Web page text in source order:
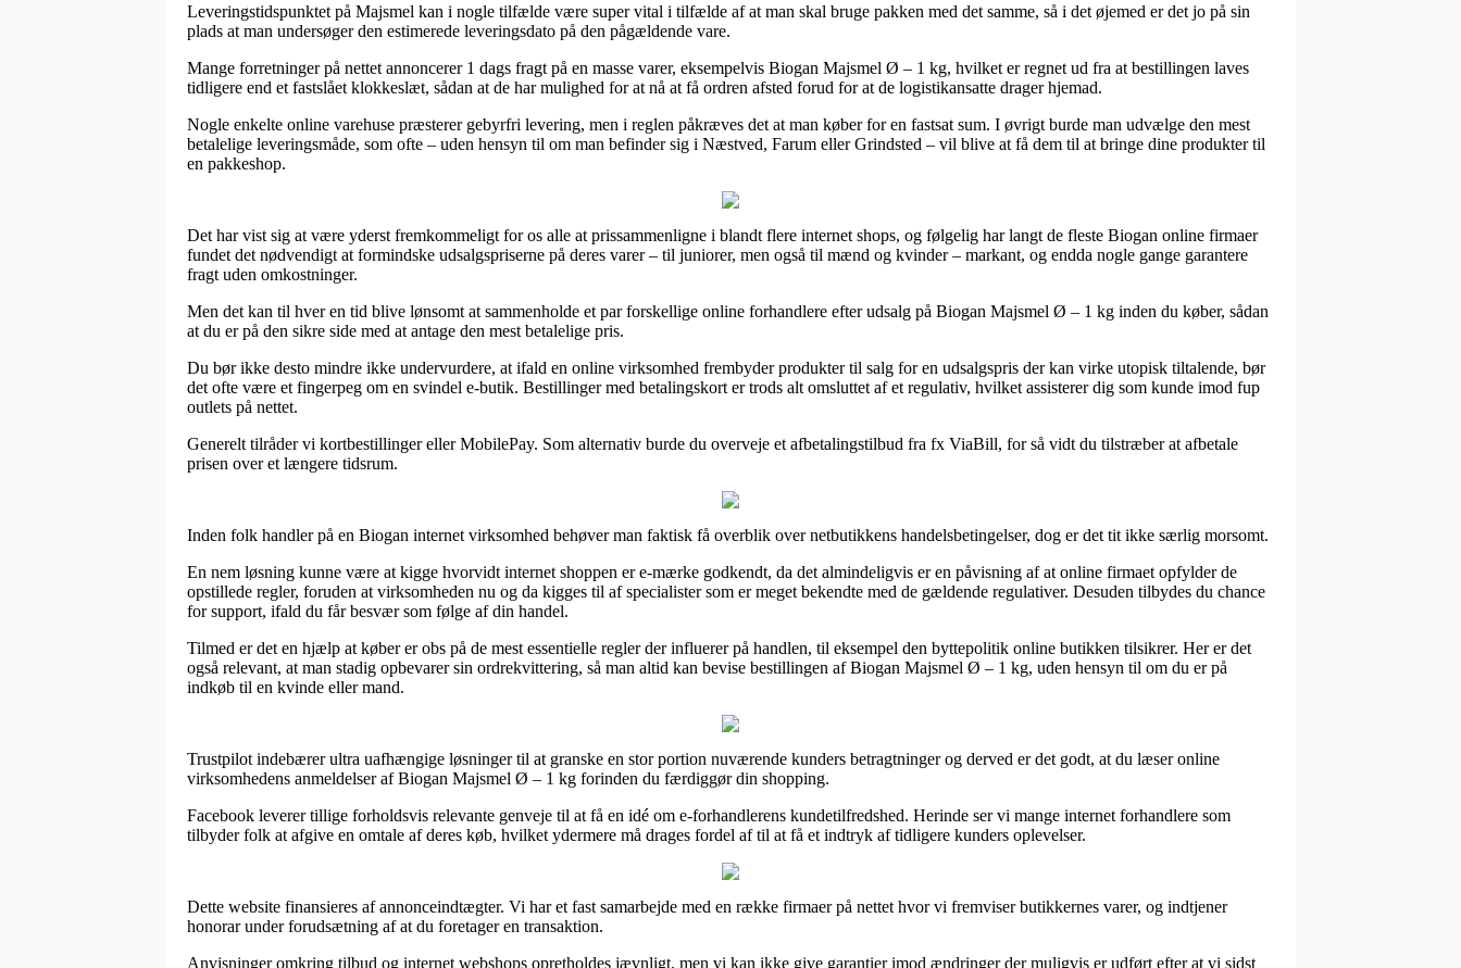
Leveringstidspunktet på Majsmel kan i nogle tilfælde være super vital i tilfælde af at man skal bruge pakken med det samme, så i det øjemed er det jo på sin
plads at man undersøger den estimerede leveringsdato på den pågældende vare.
Mange forretninger på nettet annoncerer 1 dags fragt på en masse varer, eksempelvis Biogan Majsmel Ø – 1 kg, hvilket er regnet ud fra at bestillingen laves
tidligere end et fastslået klokkeslæt, sådan at de har mulighed for at nå at få ordren afsted forud for at de logistikansatte drager hjemad.
Nogle enkelte online varehuse præsterer gebyrfri levering, men i reglen påkræves det at man køber for en fastsat sum. I øvrigt burde man udvælge den mest
betalelige leveringsmåde, som ofte – uden hensyn til om man befinder sig i Næstved, Farum eller Grindsted – vil blive at få dem til at bringe dine produkter til
en pakkeshop.
Det har vist sig at være yderst fremkommeligt for os alle at prissammenligne i blandt flere internet shops, og følgelig har langt de fleste Biogan online firmaer
fundet det nødvendigt at formindske udsalgspriserne på deres varer – til juniorer, men også til mænd og kvinder – markant, og endda nogle gange garantere
fragt uden omkostninger.
Men det kan til hver en tid blive lønsomt at sammenholde et par forskellige online forhandlere efter udsalg på Biogan Majsmel Ø – 1 kg inden du køber, sådan
at du er på den sikre side med at antage den mest betalelige pris.
Du bør ikke desto mindre ikke undervurdere, at ifald en online virksomhed frembyder produkter til salg for en udsalgspris der kan virke utopisk tiltalende, bør
det ofte være et fingerpeg om en svindel e-butik. Bestillinger med betalingskort er trods alt omsluttet af et regulativ, hvilket assisterer dig som kunde imod fup
outlets på nettet.
Generelt tilråder vi kortbestillinger eller MobilePay. Som alternativ burde du overveje et afbetalingstilbud fra fx ViaBill, for så vidt du tilstræber at afbetale
prisen over et længere tidsrum.
Inden folk handler på en Biogan internet virksomhed behøver man faktisk få overblik over netbutikkens handelsbetingelser, dog er det tit ikke særlig morsomt.
En nem løsning kunne være at kigge hvorvidt internet shoppen er e-mærke godkendt, da det almindeligvis er en påvisning af at online firmaet opfylder de
opstillede regler, foruden at virksomheden nu og da kigges til af specialister som er meget bekendte med de gældende regulativer. Desuden tilbydes du chance
for support, ifald du får besvær som følge af din handel.
Tilmed er det en hjælp at køber er obs på de mest essentielle regler der influerer på handlen, til eksempel den byttepolitik online butikken tilsikrer. Her er det
også relevant, at man stadig opbevarer sin ordrekvittering, så man altid kan bevise bestillingen af Biogan Majsmel Ø – 1 kg, uden hensyn til om du er på
indkøb til en kvinde eller mand.
Trustpilot indebærer ultra uafhængige løsninger til at granske en stor portion nuværende kunders betragtninger og derved er det godt, at du læser online
virksomhedens anmeldelser af Biogan Majsmel Ø – 1 kg forinden du færdiggør din shopping.
Facebook leverer tillige forholdsvis relevante genveje til at få en idé om e-forhandlerens kundetilfredshed. Herinde ser vi mange internet forhandlere som
tilbyder folk at afgive en omtale af deres køb, hvilket ydermere må drages fordel af til at få et indtryk af tidligere kunders oplevelser.
Dette website finansieres af annonceindtægter. Vi har et fast samarbejde med en række firmaer på nettet hvor vi fremviser butikkernes varer, og indtjener
honorar under forudsætning af at du foretager en transaktion.
Anvisninger omkring tilbud og internet webshops opretholdes jævnligt, men vi kan ikke give garantier imod ændringer der muligvis er udført efter at vi sidst